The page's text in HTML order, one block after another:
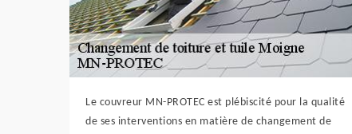
Le couvreur MN-PROTEC est plébiscité pour la qualité
de ses interventions en matière de changement de